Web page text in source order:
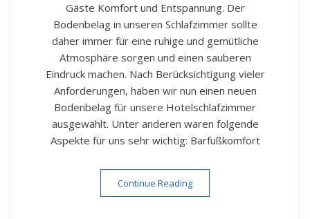
Gäste Komfort und Entspannung. Der
Bodenbelag in unseren Schlafzimmer sollte
daher immer für eine ruhige und gemütliche
Atmosphäre sorgen und einen sauberen
Eindruck machen. Nach Berücksichtigung vieler
Anforderungen, haben wir nun einen neuen
Bodenbelag für unsere Hotelschlafzimmer
ausgewählt. Unter anderen waren folgende
Aspekte für uns sehr wichtig: Barfußkomfort
Continue Reading“Neue Bodenbeläge im